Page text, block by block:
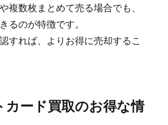
複数枚まとめて売る場合でも、
るのが特徴です。
すれば、よりお得に売却するこ
ード買取のお得な情